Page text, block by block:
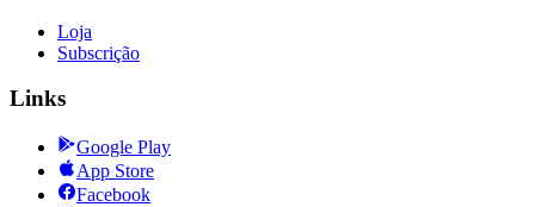
Loja
Subscrição
Links
Google Play
App Store
Facebook